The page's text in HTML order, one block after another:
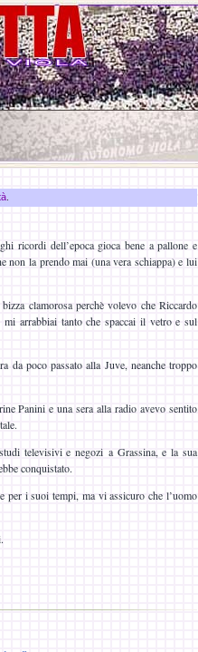
ricordi dell’epoca gioca bene a pallone e
non la prendo mai (una vera schiappa) e lui
clamorosa perchè volevo che Riccardo
arrabbiai tanto che spaccai il vetro e sul
da poco passato alla Juve, neanche troppo
Panini e una sera alla radio avevo sentito
televisivi e negozi a Grassina, e la sua
conquistato.
per i suoi tempi, ma vi assicuro che l’uomo